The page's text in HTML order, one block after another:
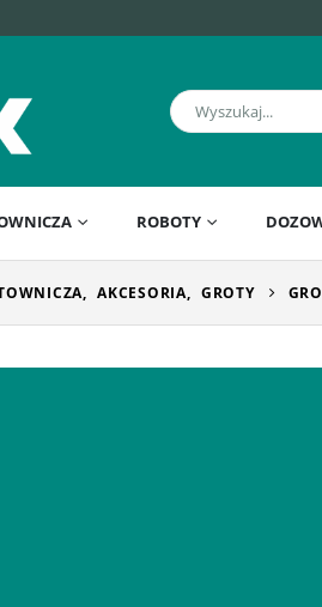
ROBOTY
, AKCESORIA, GROTY